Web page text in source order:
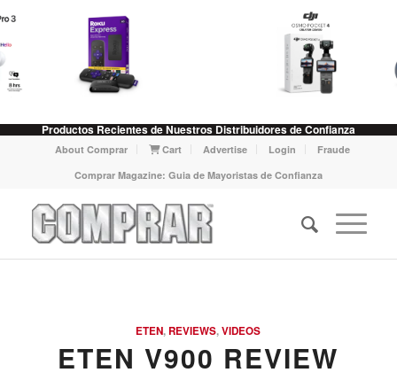
Productos Recientes de Nuestros Distribuidores de Confianza
About Comprar Cart Advertise Login
Fraude
Comprar Magazine: Guia de Mayoristas de Confianza
ETEN, REVIEWS,VIDEOS
ETEN V900 REVIEW